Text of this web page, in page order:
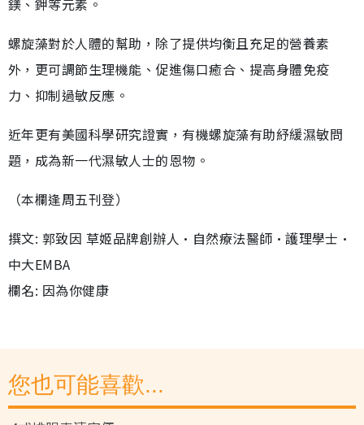
螺旋藻對於人體的幫助，除了提供均衡且充足的營養素
外，更可調節生理機能、促進傷口癒合、提高身體免疫
力、抑制過敏反應。
近年更有美國科學研究證實，有機螺旋藻有助紓緩濕敏問
題，成為新一代濕敏人士的恩物。
（本欄逢周五刊登）
撰文: 郭致因 草姬品牌創辦人•自然療法醫師•護理學士•
中大EMBA
欄名: 因為你健康
您也可能喜歡...